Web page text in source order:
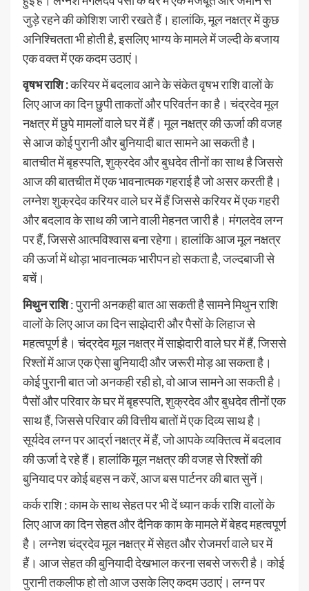
जुड़े रहने की कोशिश जारी रखते हैं। हालांकि, मूल नक्षत्र में कुछ
अनिश्चितता भी होती है, इसलिए भाग्य के मामले में जल्दी के बजाय
एक वक्त में एक कदम उठाएं।
वृषभ राशि :करियर में बदलाव आने के संकेत वृषभ राशि वालों के
लिए आज का दिन छुपी ताकतों और परिवर्तन का है। चंद्रदेव मूल
नक्षत्र में छुपे मामलों वाले घर में हैं। मूल नक्षत्र की ऊर्जा की वजह
से आज कोई पुरानी और बुनियादी बात सामने आ सकती है।
बातचीत में बृहस्पति, शुक्रदेव और बुधदेव तीनों का साथ है जिससे
आज की बातचीत में एक भावनात्मक गहराई है जो असर करती है।
लग्नेश शुक्रदेव करियर वाले घर में हैं जिससे करियर में एक गहरी
और बदलाव के साथ की जाने वाली मेहनत जारी है। मंगलदेव लग्न
पर हैं, जिससे आत्मविश्वास बना रहेगा। हालांकि आज मूल नक्षत्र
की ऊर्जा में थोड़ा भावनात्मक भारीपन हो सकता है, जल्दबाजी से
बचें।
मिथुन राशि: पुरानी अनकही बात आ सकती है सामने मिथुन राशि
वालों के लिए आज का दिन साझेदारी और पैसों के लिहाज से
महत्वपूर्ण है। चंद्रदेव मूल नक्षत्र में साझेदारी वाले घर में हैं, जिससे
रिश्तों में आज एक ऐसा बुनियादी और जरूरी मोड़ आ सकता है।
कोई पुरानी बात जो अनकही रही हो, वो आज सामने आ सकती है।
पैसों और परिवार के घर में बृहस्पति, शुक्रदेव और बुधदेव तीनों एक
साथ हैं, जिससे परिवार की वित्तीय बातों में एक दिव्य साथ है।
सूर्यदेव लग्न पर आर्द्रा नक्षत्र में हैं, जो आपके व्यक्तित्व में बदलाव
की ऊर्जा दे रहे हैं। हालांकि मूल नक्षत्र की वजह से रिश्तों की
बुनियाद पर कोई बहस न करें, आज बस पार्टनर की बात सुनें।
कर्क राशि : काम के साथ सेहत पर भी दें ध्यान कर्क राशि वालों के
लिए आज का दिन सेहत और दैनिक काम के मामले में बेहद महत्वपूर्ण
है। लग्नेश चंद्रदेव मूल नक्षत्र में सेहत और रोजमर्रा वाले घर में
हैं। आज सेहत की बुनियादी देखभाल करना सबसे जरूरी है। कोई
पुरानी तकलीफ हो तो आज उसके लिए कदम उठाएं। लग्न पर